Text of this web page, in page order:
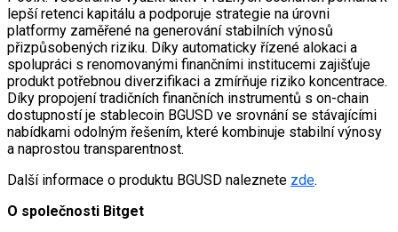
lepší retenci kapitálu a podporuje strategie na úrovni
platformy zaměřené na generování stabilních výnosů
přizpůsobených riziku. Díky automaticky řízené alokaci a
spolupráci s renomovanými finančními institucemi zajišťuje
produkt potřebnou diverzifikaci a zmírňuje riziko koncentrace.
Díky propojení tradičních finančních instrumentů s on-chain
dostupností je stablecoin BGUSD ve srovnání se stávajícími
nabídkami odolným řešením, které kombinuje stabilní výnosy
a naprostou transparentnost.
Další informace o produktu BGUSD naleznete zde.
O společnosti Bitget